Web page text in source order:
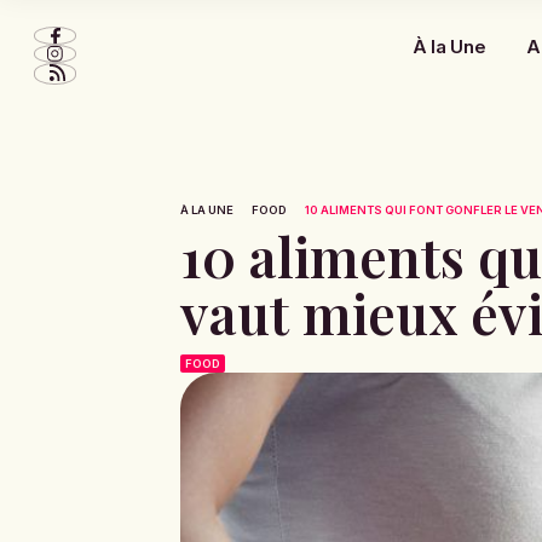
À la Une
À LA UNE FOOD 10 ALIMENTS QUI FONT GONFLER LE
10 aliments
vaut mieux
FOOD